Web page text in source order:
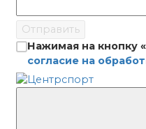
Отправить
Нажимая на кнопку
согласие на